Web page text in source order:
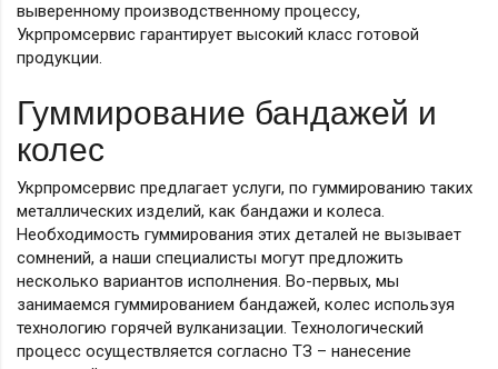
выверенному производственному процессу,
Укрпромсервис гарантирует высокий класс готовой
продукции.
Гуммирование бандажей и
колес
Укрпромсервис предлагает услуги, по гуммированию таких
металлических изделий, как бандажи и колеса.
Необходимость гуммирования этих деталей не вызывает
сомнений, а наши специалисты могут предложить
несколько вариантов исполнения. Во-первых, мы
занимаемся гуммированием бандажей, колес используя
технологию горячей вулканизации. Технологический
процесс осуществляется согласно ТЗ – нанесение